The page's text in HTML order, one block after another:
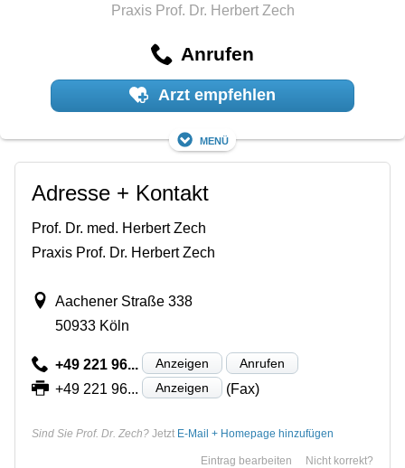
Praxis Prof. Dr. Herbert Zech
Anrufen
Arzt empfehlen
Menü
Adresse + Kontakt
Prof. Dr. med. Herbert Zech
Praxis Prof. Dr. Herbert Zech
Aachener Straße 338
50933 Köln
+49 221 96... Anzeigen Anrufen
+49 221 96... Anzeigen (Fax)
Sind Sie Prof. Dr. Zech? Jetzt E-Mail + Homepage hinzufügen
Nicht korrekt?
Eintrag bearbeiten